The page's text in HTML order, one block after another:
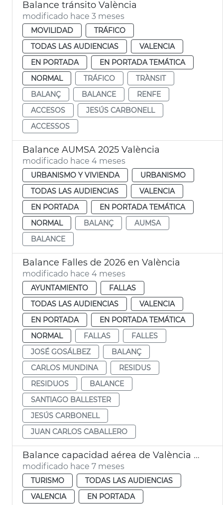
Balance tránsito València
modificado hace 3 meses
MOVILIDAD
TRÁFICO
TODAS LAS AUDIENCIAS
VALENCIA
EN PORTADA
EN PORTADA TEMÁTICA
NORMAL
TRÁFICO
TRÀNSIT
BALANÇ
BALANCE
RENFE
ACCESOS
JESÚS CARBONELL
ACCESSOS
Balance AUMSA 2025 València
modificado hace 4 meses
URBANISMO Y VIVIENDA
URBANISMO
TODAS LAS AUDIENCIAS
VALENCIA
EN PORTADA
EN PORTADA TEMÁTICA
NORMAL
BALANÇ
AUMSA
BALANCE
Balance Falles de 2026 en València
modificado hace 4 meses
AYUNTAMIENTO
FALLAS
TODAS LAS AUDIENCIAS
VALENCIA
EN PORTADA
EN PORTADA TEMÁTICA
NORMAL
FALLAS
FALLES
JOSÉ GOSÁLBEZ
BALANÇ
CARLOS MUNDINA
RESIDUS
RESIDUOS
BALANCE
SANTIAGO BALLESTER
JESÚS CARBONELL
JUAN CARLOS CABALLERO
Balance capacidad aérea de València 2025
modificado hace 7 meses
TURISMO
TODAS LAS AUDIENCIAS
VALENCIA
EN PORTADA